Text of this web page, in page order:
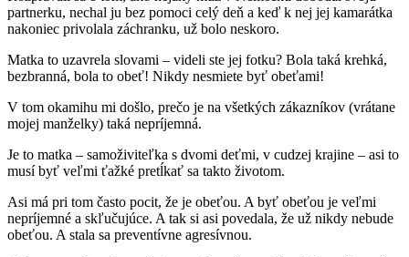
partnerku, nechal ju bez pomoci celý deň a keď k nej jej kamarátka
nakoniec privolala záchranku, už bolo neskoro.
Matka to uzavrela slovami – videli ste jej fotku? Bola taká krehká,
bezbranná, bola to obeť! Nikdy nesmiete byť obeťami!
V tom okamihu mi došlo, prečo je na všetkých zákazníkov (vrátane
mojej manželky) taká nepríjemná.
Je to matka – samoživiteľka s dvomi deťmi, v cudzej krajine – asi to
musí byť veľmi ťažké pretĺkať sa takto životom.
Asi má pri tom často pocit, že je obeťou. A byť obeťou je veľmi
nepríjemné a skľučujúce. A tak si asi povedala, že už nikdy nebude
obeťou. A stala sa preventívne agresívnou.